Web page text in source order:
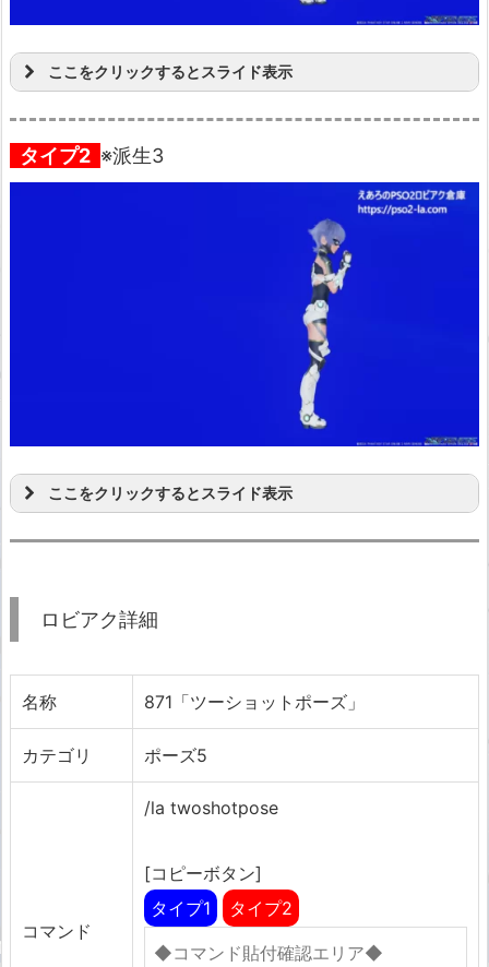
ここをクリックするとスライド表示
タイプ2 ※派生3
ここをクリックするとスライド表示
ロビアク詳細
名称 871「ツーショットポーズ」
カテゴリ ポーズ5
コマンド
/la twoshotpose
[コピーボタン]
タイプ1
タイプ2